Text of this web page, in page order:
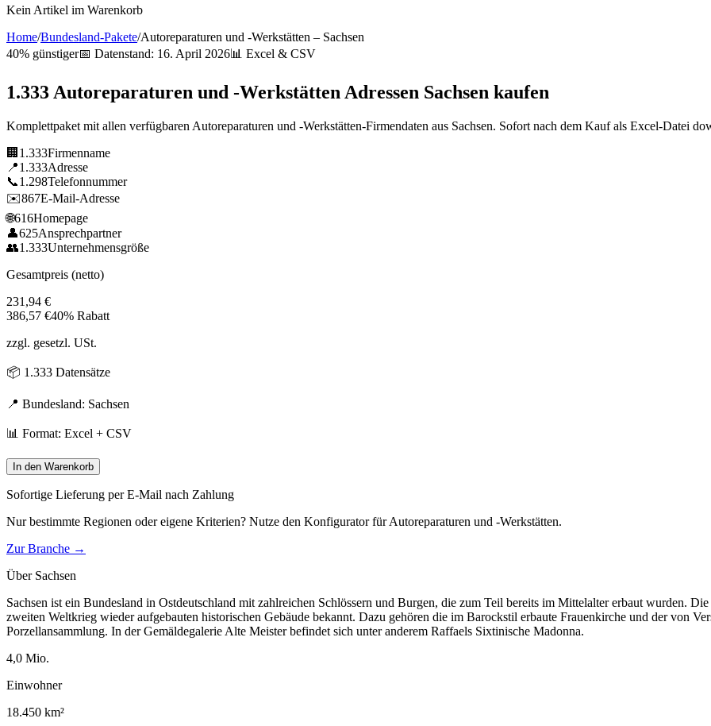
Kein Artikel im Warenkorb
Home/Bundesland-Pakete/Autoreparaturen und -Werkstätten – Sachsen
40% günstiger📅 Datenstand: 16. April 2026📊 Excel & CSV
1.333 Autoreparaturen und -Werkstätten Adressen Sachsen kaufen
Komplettpaket mit allen verfügbaren Autoreparaturen und -Werkstätten-Firmendaten aus Sachsen. Sofort nach dem Kauf als Excel-Datei
🏢 1.333Firmenname
📍1.333Adresse
📞1.298Telefonnummer
✉️867E-Mail-Adresse
🌐616Homepage
👤625Ansprechpartner
👥1.333Unternehmensgröße
Gesamtpreis (netto)
231,94 €
386,57 €40% Rabatt
zzgl. gesetzl. USt.
📦 1.333 Datensätze
📍 Bundesland: Sachsen
📊 Format: Excel + CSV
In den Warenkorb
Sofortige Lieferung per E-Mail nach Zahlung
Nur bestimmte Regionen oder eigene Kriterien? Nutze den Konfigurator fürAutoreparaturen und -Werkstätten.
Zur Branche →
Über Sachsen
Sachsen ist ein Bundesland in Ostdeutschland mit zahlreichen Schlössern und Burgen, die zum Teil bereits im Mittelalter erbaut wurden.
zweiten Weltkrieg wieder aufgebauten historischen Gebäude bekannt. Dazu gehören die im Barockstil erbaute Frauenkirche und der von
Porzellansammlung. In der Gemäldegalerie Alte Meister befindet sich unter anderem Raffaels Sixtinische Madonna.
4,0 Mio.
Einwohner
18.450 km²